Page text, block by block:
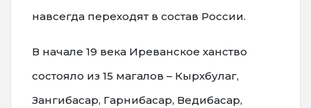
навсегда переходят в состав России.
В начале 19 века Иреванское ханство
состояло из 15 магалов – Кырхбулаг,
Зангибасар, Гарнибасар, Ведибасар,